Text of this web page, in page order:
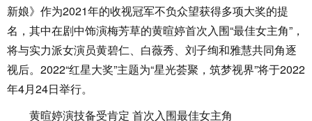
新娘》作为2021年的收视冠军不负众望获得多项大奖的提
名，其中在剧中饰演梅芳草的黄暄婷首次入围“最佳女主角”，
将与实力派女演员黄碧仁、白薇秀、刘子绚和雅慧共同角逐
视后。2022“红星大奖”主题为“星光荟聚，筑梦视界”将于2022
年4月24日举行。
黄暄婷演技备受肯定 首次入围最佳女主角